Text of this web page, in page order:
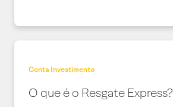
Conta Investimento
O que é o Resgate Express?